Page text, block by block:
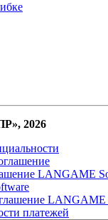
2026
LANGAME
LANGAME
платежей